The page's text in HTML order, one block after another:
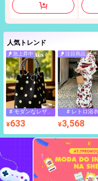
10k+ 売り切れ
(1000+)
7.0k+
人気トレンド
急上昇中
# モダンなレザー
バッグ
¥633
注目商品
# レトロ浴
¥3,568